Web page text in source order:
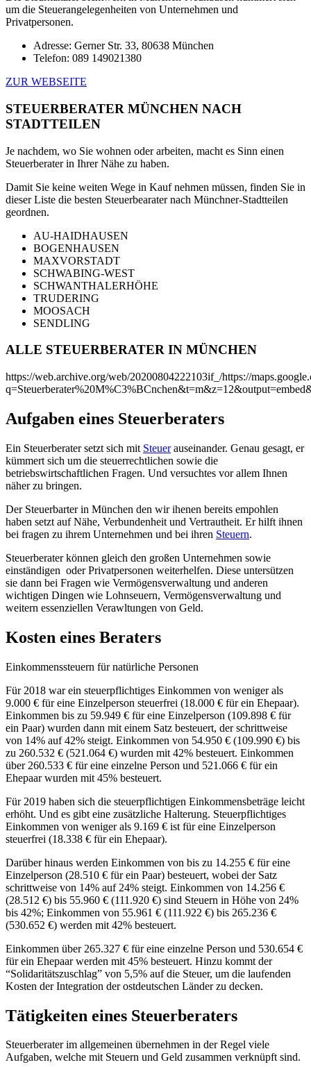
um die Steuerangelegenheiten von Unternehmen und
Privatpersonen.
Adresse: Gerner Str. 33, 80638 München
Telefon: 089 149021380
ZUR WEBSEITE
STEUERBERATER MÜNCHEN NACH
STADTTEILEN
Je nachdem, wo Sie wohnen oder arbeiten, macht es Sinn einen
Steuerberater in Ihrer Nähe zu haben.
Damit Sie keine weiten Wege in Kauf nehmen müssen, finden Sie in
dieser Liste die besten Steuerbearater nach Münchner-Stadtteilen
geordnen.
AU-HAIDHAUSEN
BOGENHAUSEN
MAXVORSTADT
SCHWABING-WEST
SCHWANTHALERHÖHE
TRUDERING
MOOSACH
SENDLING
ALLE STEUERBERATER IN MÜNCHEN
https://web.archive.org/web/20200804222103if_/https://
Aufgaben eines Steuerberaters
Ein Steuerberater setzt sich mit Steuerauseinander. Genau gesagt, er
kümmert sich um die steuerrechtlichen sowie die
betriebswirtschaftlichen Fragen. Und versuchtes vor allem Ihnen
näher zu bringen.
Der Steuerbarter in München den wir ihenen bereits empohlen
haben setzt auf Nähe, Verbundenheit und Vertrautheit. Er hilft ihnen
bei fragen zu ihrem Unternehmen und bei ihren Steuern.
Steuerberater können gleich den großen Unternehmen sowie
einständigen oder Privatpersonen weiterhelfen. Diese untersützen
sie dann bei Fragen wie Vermögensverwaltung und anderen
wichtigen Dingen wie Lohnseuern, Vermögensverwaltung und
weitern essenziellen Verawltungen von Geld.
Kosten eines Beraters
Einkommenssteuern für natürliche Personen
Für 2018 war ein steuerpflichtiges Einkommen von weniger als
9.000 € für eine Einzelperson steuerfrei (18.000 € für ein Ehepaar).
Einkommen bis zu 59.949 € für eine Einzelperson (109.898 € für
ein Paar) wurden dann mit einem Satz besteuert, der schrittweise
von 14% auf 42% steigt. Einkommen von 54.950 € (109.990 €) bis
zu 260.532 € (521.064 €) wurden mit 42% besteuert. Einkommen
über 260.533 € für eine einzelne Person und 521.066 € für ein
Ehepaar wurden mit 45% besteuert.
Für 2019 haben sich die steuerpflichtigen Einkommensbeträge leicht
erhöht. Und es gibt eine zusätzliche Halterung. Steuerpflichtiges
Einkommen von weniger als 9.169 € ist für eine Einzelperson
steuerfrei (18.338 € für ein Ehepaar).
Darüber hinaus werden Einkommen von bis zu 14.255 € für eine
Einzelperson (28.510 € für ein Paar) besteuert, wobei der Satz
schrittweise von 14% auf 24% steigt. Einkommen von 14.256 €
(28.512 €) bis 55.960 € (111.920 €) sind Steuern in Höhe von 24%
bis 42%; Einkommen von 55.961 € (111.922 €) bis 265.236 €
(530.652 €) werden mit 42% besteuert.
Einkommen über 265.327 € für eine einzelne Person und 530.654 €
für ein Ehepaar werden mit 45% besteuert. Hinzu kommt der
“Solidaritätszuschlag” von 5,5% auf die Steuer, um die laufenden
Kosten der Integration der ostdeutschen Länder zu decken.
Tätigkeiten eines Steuerberaters
Steuerberater im allgemeinen übernehmen in der Regel viele
Aufgaben, welche mit Steuern und Geld zusammen verknüpft sind.